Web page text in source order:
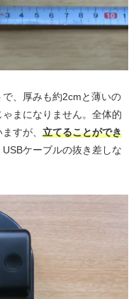
、厚みも約2cmと薄いの
まになりません。全体的
すが、 立てることができ
USBケーブルの抜き差しな